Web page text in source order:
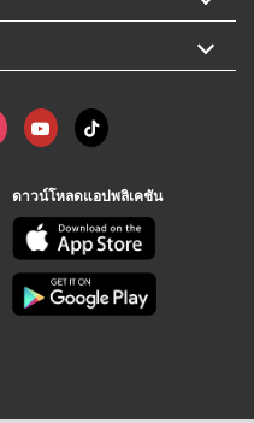
ดาวน์โหลดแอปพลิเคชัน